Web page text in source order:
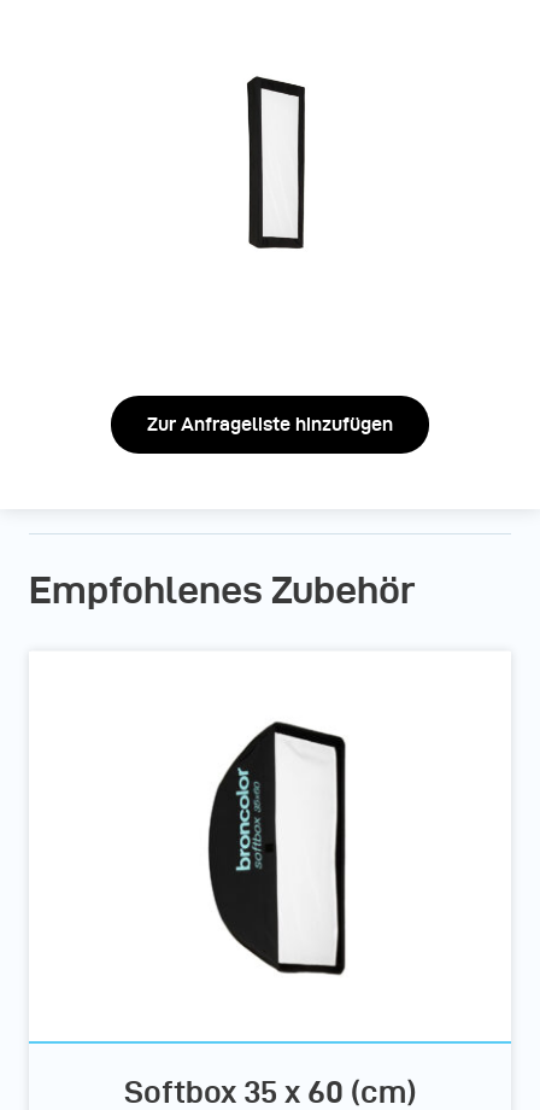
Zur Anfrageliste hinzufügen
Empfohlenes Zubehör
Softbox 35 x 60 (cm)